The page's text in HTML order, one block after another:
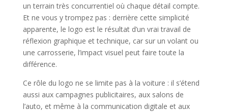
un terrain très concurrentiel où chaque détail compte.
Et ne vous y trompez pas : derrière cette simplicité
apparente, le logo est le résultat d’un vrai travail de
réflexion graphique et technique, car sur un volant ou
une carrosserie, l’impact visuel peut faire toute la
différence.
Ce rôle du logo ne se limite pas à la voiture : il s’étend
aussi aux campagnes publicitaires, aux salons de
l’auto, et même à la communication digitale et aux